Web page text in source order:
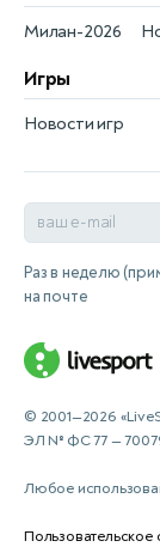
Милан-2026
Игры
Новости игр
Раз в неделю
на почте
© 2001—2026
ЭЛ № ФС 77 —
Любое
Пользовательское